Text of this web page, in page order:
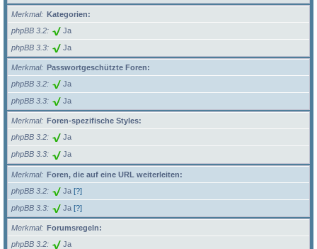
Merkmal
Kategorien:
phpBB 3.2
Ja
phpBB 3.3 Ja
Merkmal
Passwortgeschützte Foren:
phpBB 3.2
Ja
phpBB 3.3 Ja
Merkmal
Foren-spezifische Styles:
phpBB 3.2
Ja
phpBB 3.3 Ja
Merkmal
Foren, die auf eine URL weiterleiten:
phpBB 3.2
Ja [?]
phpBB 3.3 Ja [?]
Merkmal
Forumsregeln:
phpBB 3.2
Ja